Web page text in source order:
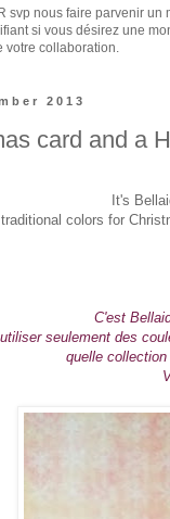
svp nous faire parvenir
si vous désirez une
votre collaboration.
2013
card and a
It's
traditional colors for
C'est
seulement des
quelle